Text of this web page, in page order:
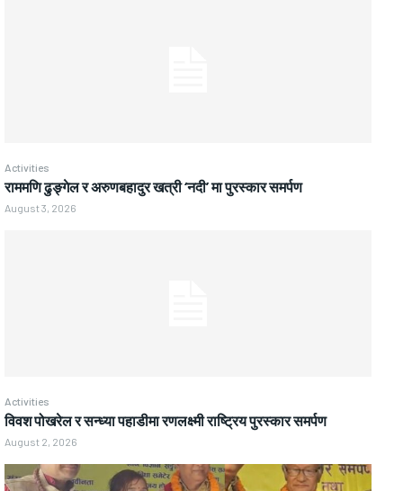
Activities
राममणि ढुङ्गेल र अरुणबहादुर खत्री ‘नदी’ मा पुरस्कार समर्पण
August 3, 2026
Activities
विवश पोखरेल र सन्ध्या पहाडीमा रणलक्ष्मी राष्ट्रिय पुरस्कार समर्पण
August 2, 2026